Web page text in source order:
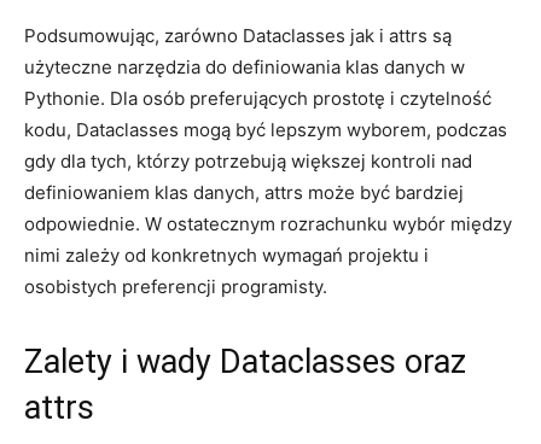
Podsumowując, zarówno Dataclasses ⁢jak i ⁢attrs ⁢są
użyteczne narzędzia⁤ do definiowania klas danych⁤ w
Pythonie. Dla osób⁤ preferujących ⁤prostotę i​ czytelność
kodu, Dataclasses mogą być lepszym‍ wyborem, podczas
gdy dla tych,⁢ którzy potrzebują większej kontroli nad
‌definiowaniem klas danych,⁢ attrs może ‌być bardziej
odpowiednie. ‌W ⁤ostatecznym rozrachunku wybór⁤ między
nimi zależy od ​konkretnych wymagań ⁢projektu i​
osobistych preferencji programisty.
Zalety i wady Dataclasses oraz
attrs